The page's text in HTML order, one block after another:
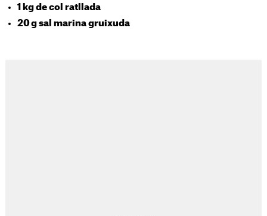
1 kg de col ratllada
20 g sal marina gruixuda